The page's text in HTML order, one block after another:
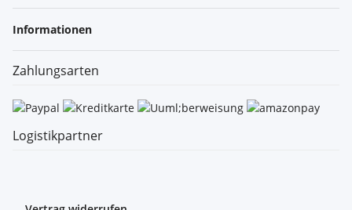
Informationen
Zahlungsarten
Logistikpartner